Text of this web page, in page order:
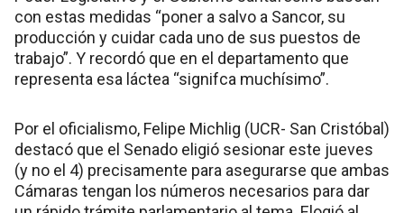
con estas medidas “poner a salvo a Sancor, su
producción y cuidar cada uno de sus puestos de
trabajo”. Y recordó que en el departamento que
representa esa láctea “signifca muchísimo”.
Por el oficialismo, Felipe Michlig (UCR- San Cristóbal)
destacó que el Senado eligió sesionar este jueves
(y no el 4) precisamente para asegurarse que ambas
Cámaras tengan los números necesarios para dar